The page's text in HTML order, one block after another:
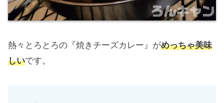
熱々とろとろの『焼きチーズカレー』がめっちゃ美味
しいです。